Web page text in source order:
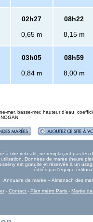
02h27
0,65 m
08h22
8,15 m
03h05
0,84 m
08h59
8,00 m
mer, basse-mer, hauteur d'eau,
à titre indicatif, ne remplaçant pas
Données de marée (heure
est gratuite et réservée à un
édités par l'équipe
Annuaire de marée – Almanach des
- Contact - Plan métro Paris - Marée